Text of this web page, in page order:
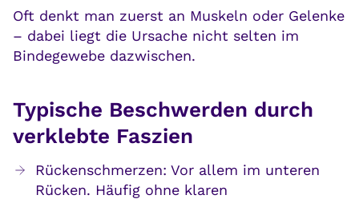
Oft denkt man zuerst an Muskeln oder Gelenke
– dabei liegt die Ursache nicht selten im
Bindegewebe dazwischen.
Typische Beschwerden durch
verklebte Faszien
Rückenschmerzen: Vor allem im unteren
Rücken. Häufig ohne klaren